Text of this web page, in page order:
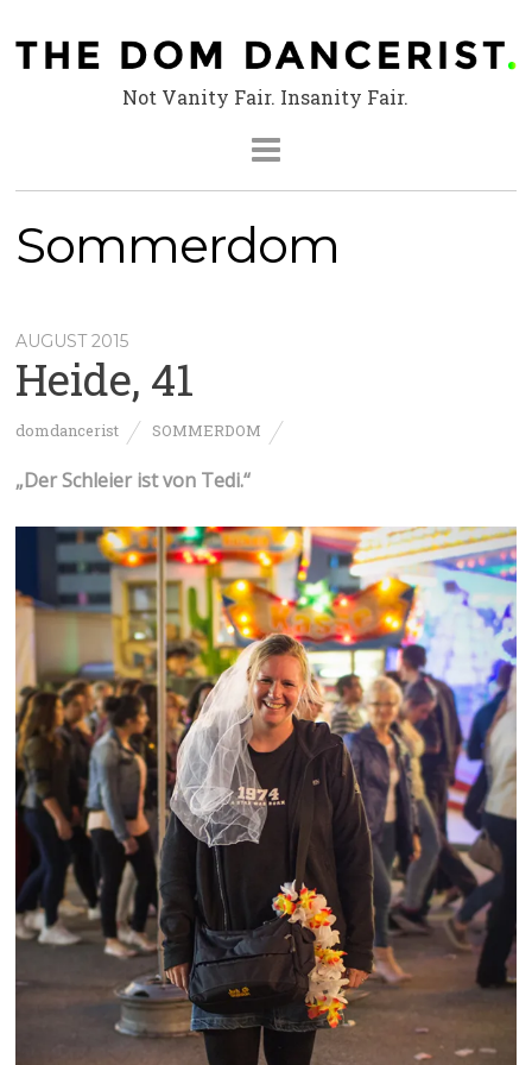
Not Vanity Fair. Insanity Fair.
Sommerdom
AUGUST 2015
Heide, 41
domdancerist SOMMERDOM
„Der Schleier ist von Tedi.“